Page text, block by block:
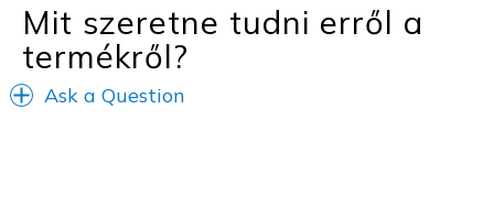
Mit szeretne tudni erről a
termékről?
Ask a Question